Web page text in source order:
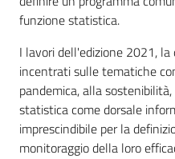
funzione statistica.
I lavori dell'edizione 2021,
incentrati sulle tematiche
pandemica, alla
statistica come dorsale
imprescindibile per la
monitoraggio della loro